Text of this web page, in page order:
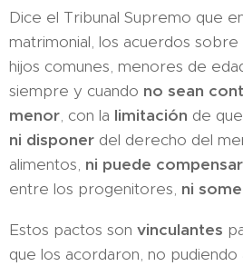
Dice el Tribunal Supremo que
matrimonial, los acuerdos sobre
hijos comunes, menores de
siempre y cuando no sean
menor, con la limitación de que
ni disponer del derecho del
alimentos, ni puede
entre los progenitores, ni
Estos pactos son vinculantes
que los acordaron, no